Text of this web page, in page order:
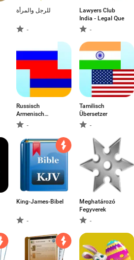
-
Lawyers Club
India - Legal Que
-
Russisch
Armenisch
Übersetzer
-
Tamilisch
Übersetzer
-
King-James-Bibel
-
Meghatározó
Fegyverek
-